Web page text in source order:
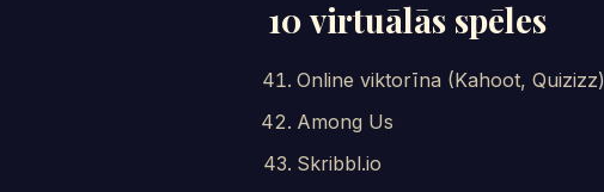
10 virtuālās spēles
Online viktorīna (Kahoot, Quizizz)
Among Us
Skribbl.io